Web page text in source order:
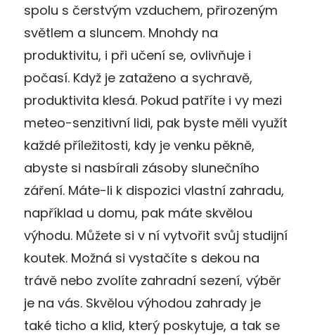
spolu s čerstvým vzduchem, přirozeným
světlem a sluncem. Mnohdy na
produktivitu, i při učení se, ovlivňuje i
počasí. Když je zataženo a sychravě,
produktivita klesá. Pokud patříte i vy mezi
meteo-senzitivní lidi, pak byste měli využít
každé příležitosti, kdy je venku pěkně,
abyste si nasbírali zásoby slunečního
záření. Máte-li k dispozici vlastní zahradu,
například u domu, pak máte skvělou
výhodu. Můžete si v ní vytvořit svůj studijní
koutek. Možná si vystačíte s dekou na
trávě nebo zvolíte zahradní sezení, výběr
je na vás. Skvělou výhodou zahrady je
také ticho a klid, který poskytuje, a tak se